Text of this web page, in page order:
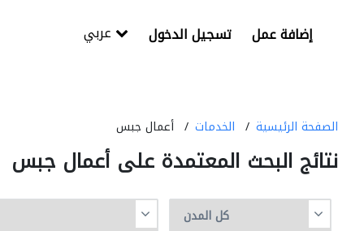
تسجيل الدخول إضافة عمل
الصفحة الرئيسية الخدمات أعمال جبس
نتائج البحث المعتمدة على أعمال جبس